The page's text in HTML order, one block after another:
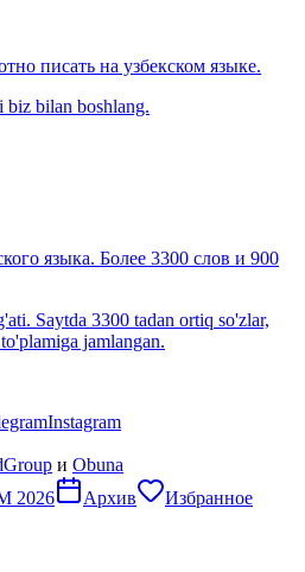
писать на узбекском языке.
bilan boshlang.
языка. Более 3300 слов и 900
Saytda 3300 tadan ortiq so'zlar,
jamlangan.
Instagram
и Obuna
2026 Архив Избранное